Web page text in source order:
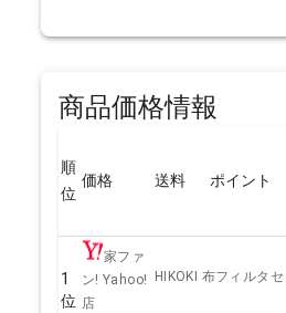
商品価格情報
順
位
価格 送料 ポイント
1
位
家ファ
ン! Yahoo!
店
HIKOKI 布フィルタ